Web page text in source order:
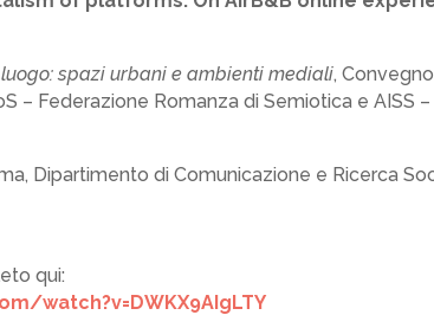
spazi urbani e ambienti mediali,
– Federazione Romanza di Semiotica e AISS
Dipartimento di Comunicazione e Ricerca
qui:
watch?v=DWKX9AIgLTY